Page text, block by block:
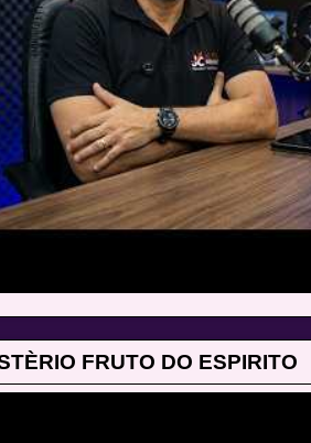
FRUTO DO ESPIRITO